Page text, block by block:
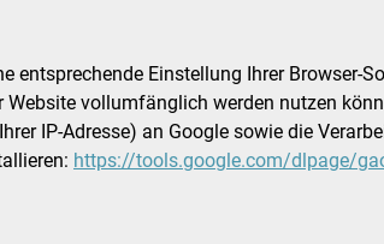
entsprechende Einstellung Ihrer Browser-
vollumfänglich werden nutzen
IP-Adresse) an Google sowie die
https://tools.google.com/dlpage/